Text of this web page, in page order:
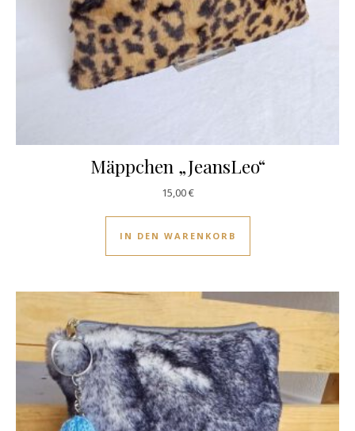
Mäppchen „JeansLeo“
15,00€
IN DEN WARENKORB